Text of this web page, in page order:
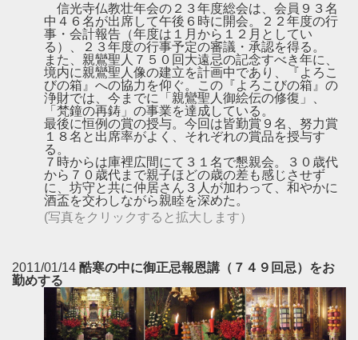
信光寺仏教壮年会の２３年度総会は、会員９３名
中４６名が出席して午後６時に開会。２２年度の行
事・会計報告（年度は１月から１２月としてい
る）、２３年度の行事予定の審議・承認を得る。
また、親鸞聖人７５０回大遠忌の記念すべき年に、
境内に親鸞聖人像の建立を計画中であり、『よろこ
びの箱』への協力を仰ぐ。この『よろこびの箱』の
浄財では、今までに「親鸞聖人御絵伝の修復」、
「梵鐘の再鋳」の事業を達成している。
最後に恒例の賞の授与。今回は皆勤賞９名、努力賞
１８名と出席率がよく、それぞれの賞品を授与す
る。
７時からは庫裡広間にて３１名で懇親会。３０歳代
から７０歳代まで親子ほどの歳の差も感じさせず
に、坊守と共に仲居さん３人が加わって、和やかに
酒盃を交わしながら親睦を深めた。
(写真をクリックすると拡大します）
2011/01/14 酷寒の中に御正忌報恩講（７４９回忌）をお
勤めする